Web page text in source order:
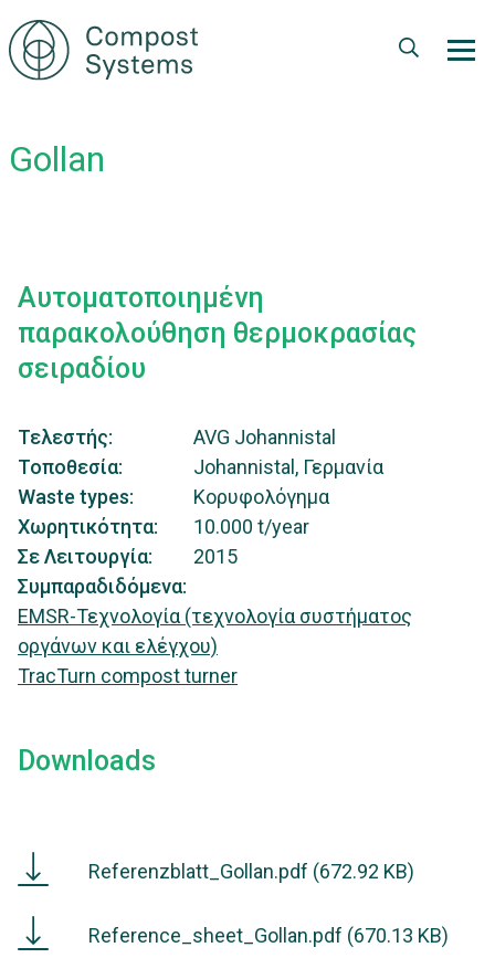
Παράκαμψη
προς
το
Gollan
Αυτοματοποιημένη
παρακολούθηση θερμοκρασίας
σειραδίου
Τελεστής
AVG Johannistal
Τοποθεσία
Johannistal, Γερμανία
Waste types
Κορυφολόγημα
Χωρητικότητα
10.000 t/year
Σε Λειτουργία
2015
Συμπαραδιδόμενα
EMSR-Τεχνολογία (τεχνολογία συστήματος
οργάνων και ελέγχου)
TracTurn compost turner
Downloads
Referenzblatt
Referenzblatt_Gollan.pdf (672.92 KB)
Reference
Reference_sheet_Gollan.pdf (670.13 KB)